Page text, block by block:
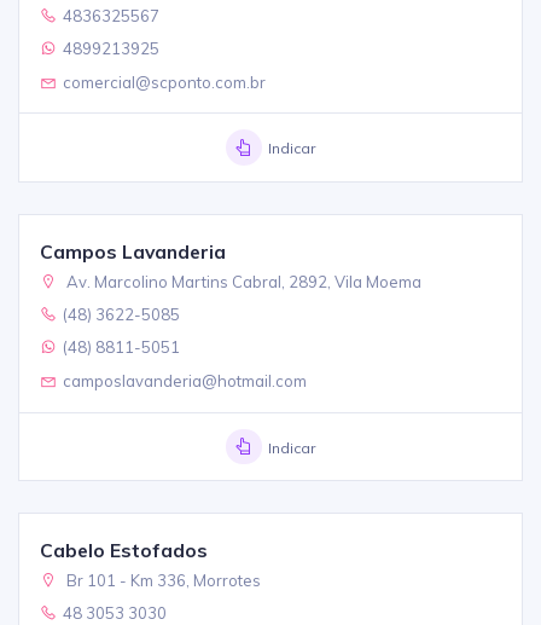
4836325567
4899213925
comercial@scponto.com.br
Indicar
Campos Lavanderia
Av. Marcolino Martins Cabral, 2892, Vila Moema
(48) 3622-5085
(48) 8811-5051
camposlavanderia@hotmail.com
Indicar
Cabelo Estofados
Br 101 - Km 336, Morrotes
48 3053 3030